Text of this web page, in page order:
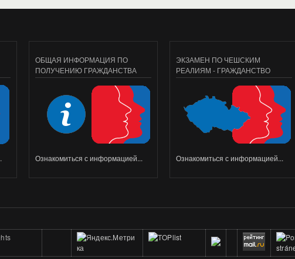
ОБЩАЯ ИНФОРМАЦИЯ ПО
ПОЛУЧЕНИЮ ГРАЖДАНСТВА
Ознакомиться с информацией...
ЭКЗАМЕН ПО ЧЕШСКИМ
РЕАЛИЯМ - ГРАЖДАНСТВО
Ознакомиться с информацией...